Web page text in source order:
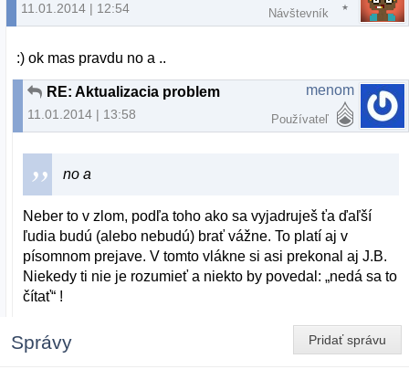
11.01.2014 | 12:54 Návštevník
:) ok mas pravdu no a ..
RE: Aktualizacia problem
11.01.2014 | 13:58
menom
Používateľ
no a
Neber to v zlom, podľa toho ako sa vyjadruješ ťa ďaľší
ľudia budú (alebo nebudú) brať vážne. To platí aj v
písomnom prejave. V tomto vlákne si asi prekonal aj J.B.
Niekedy ti nie je rozumieť a niekto by povedal: „nedá sa to
čítať“ !
Pridať správu
Správy